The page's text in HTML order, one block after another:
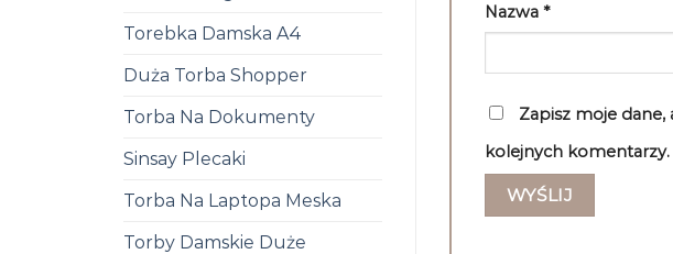
Torebka Damska A4
Duża Torba Shopper
Torba Na Dokumenty
Sinsay Plecaki
Torba Na Laptopa Meska
Torby Damskie Duże
Nazwa *
Zapisz moje
kolejnych komentarzy.